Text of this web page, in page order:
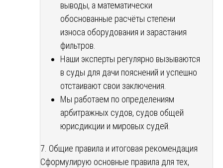
выводы, а математически
обоснованные расчёты степени
износа оборудования и зарастания
фильтров.
Наши эксперты регулярно вызываются
в суды для дачи пояснений и успешно
отстаивают свои заключения.
Мы работаем по определениям
арбитражных судов, судов общей
юрисдикции и мировых судей.
7. Общие правила и итоговая рекомендация
Сформулирую основные правила для тех,